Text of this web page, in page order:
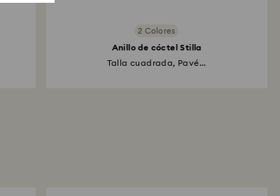
2 Colores
Anillo de cóctel Stilla
Talla cuadrada, Pavé...